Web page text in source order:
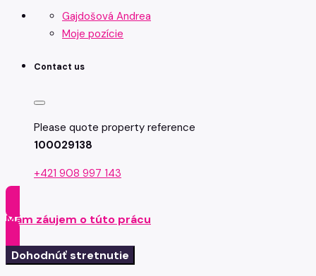
Gajdošová Andrea
Moje pozície
Contact us
Please quote property reference
100029138
+421 908 997 143
Mám záujem o túto prácu
Dohodnúť stretnutie